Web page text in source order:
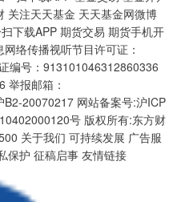
关注天天基金 天天基金网微博
下载APP 期货交易 期货手机开
络传播视听节目许可证：
编号：913101046312860336
举报邮箱：
20070217 网站备案号:沪ICP
号 版权所有:东方财
关于我们 可持续发展 广告服
保护 征稿启事 友情链接